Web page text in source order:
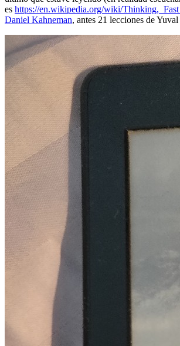
es https://en.wikipedia.org/wiki/
Daniel Kahneman, antes 21 lecciones de